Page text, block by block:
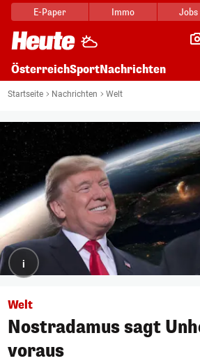
E-Paper Immo Jobs
ÖsterreichSportNachrichten
Startseite Nachrichten Welt
i
Welt
Nostradamus sagt
voraus